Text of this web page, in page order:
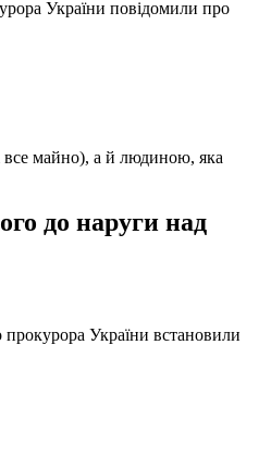
України повідомили про
все майно), а й людиною, яка
до наруги над
прокурора України встановили